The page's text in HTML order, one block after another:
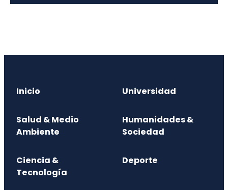
Inicio Universidad
Salud & Medio
Ambiente
Humanidades &
Sociedad
Ciencia &
Tecnología
Deporte